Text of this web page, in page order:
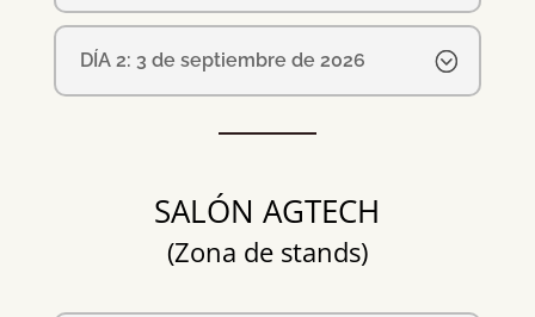
DÍA 2: 3 de septiembre de 2026
SALÓN AGTECH
(Zona de stands)